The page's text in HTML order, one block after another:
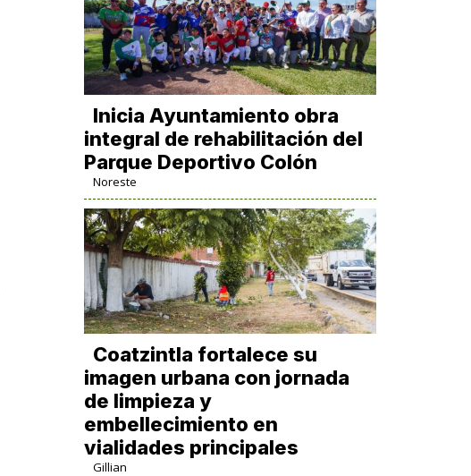
Inicia Ayuntamiento obra
integral de rehabilitación del
Parque Deportivo Colón
Noreste
Coatzintla fortalece su
imagen urbana con jornada
de limpieza y
embellecimiento en
vialidades principales
Gillian